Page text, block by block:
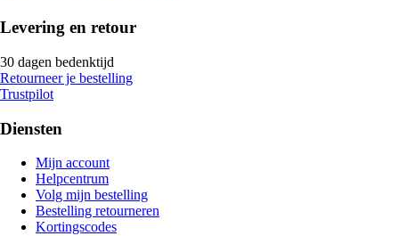
Levering en retour
30 dagen bedenktijd
Retourneer je bestelling
Trustpilot
Diensten
Mijn account
Helpcentrum
Volg mijn bestelling
Bestelling retourneren
Kortingscodes